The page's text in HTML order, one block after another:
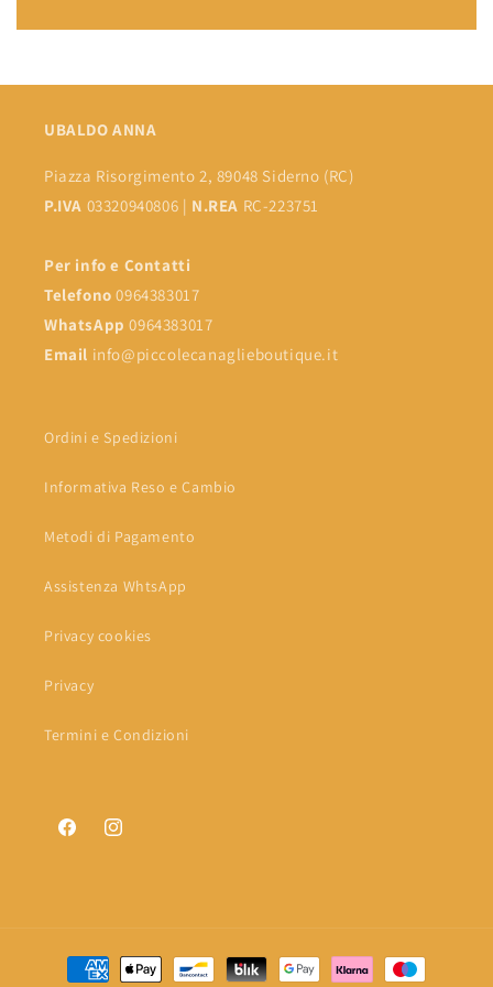
UBALDO ANNA
Piazza Risorgimento 2, 89048 Siderno (RC)
P.IVA 03320940806 | N.REA RC-223751
Per info e Contatti
Telefono 0964383017
WhatsApp0964383017
Email info@piccolecanaglieboutique.it
Ordini e Spedizioni
Informativa Reso e Cambio
Metodi di Pagamento
Assistenza WhtsApp
Privacy cookies
Privacy
Termini e Condizioni
FacebookInstagram
Metodi